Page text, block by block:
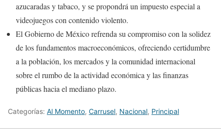
azucaradas y tabaco, y se propondrá un impuesto especial a
videojuegos con contenido violento.
El Gobierno de México refrenda su compromiso con la solidez
de los fundamentos macroeconómicos, ofreciendo certidumbre
a la población, los mercados y la comunidad internacional
sobre el rumbo de la actividad económica y las finanzas
públicas hacia el mediano plazo.
Categorías: Al Momento, Carrusel, Nacional, Principal